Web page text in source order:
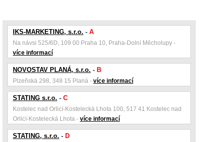
IKS-MARKETING, s.r.o. - A
Na návsi 525/6D, 109 00 Praha 10, Praha-Dolní Měcholupy -
více informací
NOVOSTAV PLANÁ, s.r.o. - B
Plzeňská 298, 348 15 Planá - více informací
STATING s.r.o. - C
Kostelec nad Orlicí-Kostelecká Lhota 100, 517 41 Kostelec nad
Orlicí-Kostelecká Lhota - více informací
STATING, s.r.o. - D